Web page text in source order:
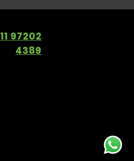
11 97202
4389